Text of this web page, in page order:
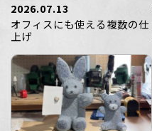
2026.07.13
オフィスにも使える複数の仕
上げ